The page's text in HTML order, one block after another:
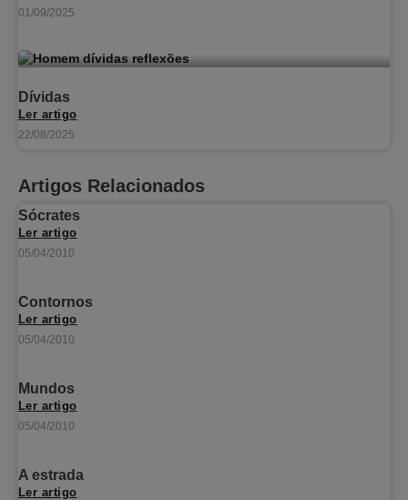
01/09/2025
Dívidas
Ler artigo
22/08/2025
Artigos Relacionados
Sócrates
Ler artigo
05/04/2010
Contornos
Ler artigo
05/04/2010
Mundos
Ler artigo
05/04/2010
A estrada
Ler artigo